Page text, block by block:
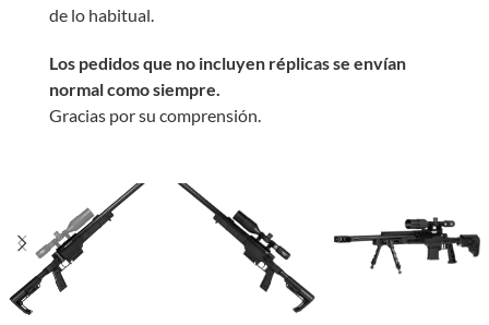
de lo habitual.
Los pedidos que no incluyen réplicas se envían
normal como siempre.
Gracias por su comprensión.